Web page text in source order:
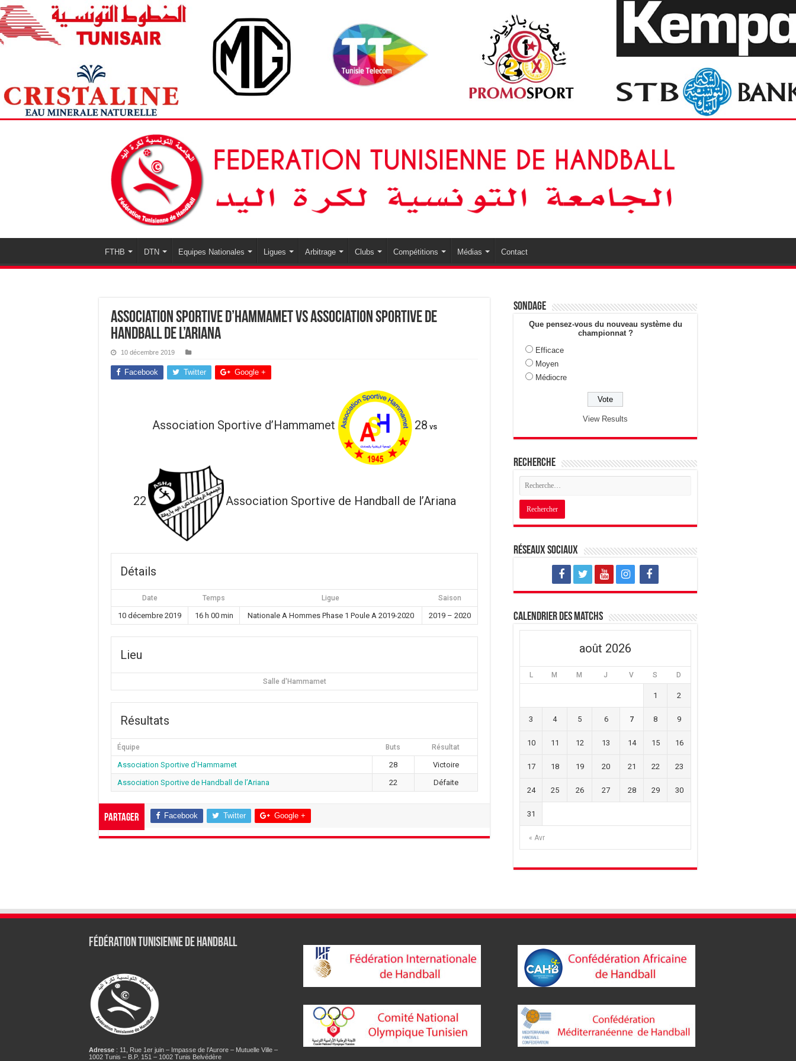
FTHB DTN Equipes Nationales Ligues Arbitrage Clubs Compétitions Médias Contact
Association Sportive d’Hammamet vs Association Sportive de
Handball de l’Ariana
10 décembre 2019
Facebook Twitter Google +
Association Sportive d’Hammamet 28 vs
22 Association Sportive de Handball de l’Ariana
Détails
Date Temps Ligue Saison
10 décembre 2019 16 h 00 min Nationale A Hommes Phase 1 Poule A 2019-2020 2019 – 2020
Lieu
Salle d'Hammamet
Résultats
Équipe Buts Résultat
Association Sportive d’Hammamet 28
Victoire
Association Sportive de Handball de l’Ariana
22 Défaite
Partager Facebook Twitter Google +
Sondage
Que pensez-vous du nouveau système du
championnat ?
Efficace
Moyen
Médiocre
View Results
Recherche
Réseaux sociaux
Calendrier des matchs
août 2026
L M M J V S D
« Avr
1 2
3 4 5 6 7 8 9
10 11 12 13 14 15 16
17 18 19 20 21 22 23
24 25 26 27 28 29 30
31
Fédération tunisienne de Handball
Adresse: 11, Rue 1er juin – Impasse de l’Aurore – Mutuelle Ville –
1002 Tunis – B.P. 151 – 1002 Tunis Belvédère